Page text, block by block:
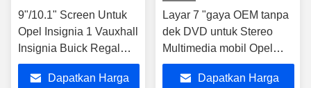
9"/10.1" Screen Untuk
Opel Insignia 1 Vauxhall
Insignia Buick Regal
2008- 2013 Mobil
Multimedia Stereo
Dapatkan Harga
Layar 7 "gaya OEM tanpa
dek DVD untuk Stereo
Multimedia mobil Opel
Astra J Vauxhall Astra J
Buick
Dapatkan Harga